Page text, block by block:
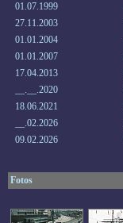
01.07.1999
27.11.2003
01.01.2004
01.01.2007
17.04.2013
__.__.2020
18.06.2021
__.02.2026
09.02.2026
Fotos